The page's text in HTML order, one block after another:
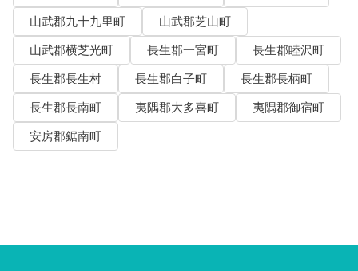
山武郡九十九里町
山武郡芝山町
山武郡横芝光町
長生郡一宮町
長生郡睦沢町
長生郡長生村
長生郡白子町
長生郡長柄町
長生郡長南町
夷隅郡大多喜町
夷隅郡御宿町
安房郡鋸南町